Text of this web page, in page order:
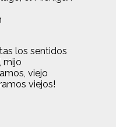
los sentidos
mijo
viejo
viejos!